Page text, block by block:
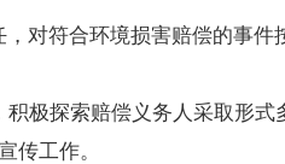
对符合环境损害赔偿的事
极探索赔偿义务人采取形
传工作。